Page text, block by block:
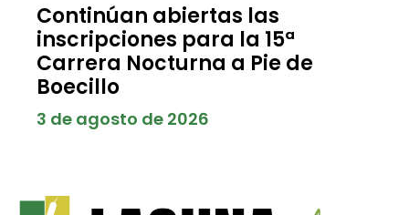
Continúan abiertas las
inscripciones para la 15ª
Carrera Nocturna a Pie de
Boecillo
3 de agosto de 2026